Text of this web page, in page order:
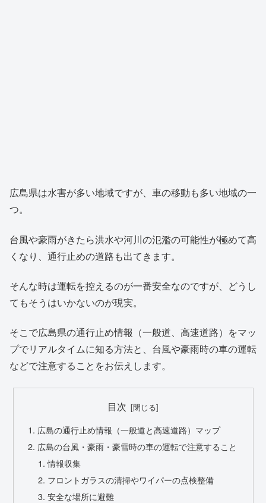
広島県は水害が多い地域ですが、車の移動も多い地域の一
つ。
台風や豪雨がきたら洪水や河川の氾濫の可能性が極めて高
くなり、通行止めの道路も出てきます。
そんな時は運転を控えるのが一番安全なのですが、どうし
てもそうはいかないのが現実。
そこで広島県の通行止め情報（一般道、高速道路）をマッ
プでリアルタイムに知る方法と、台風や豪雨時の車の運転
などで注意することをお伝えします。
目次
広島の通行止め情報（一般道と高速道路）マップ
広島の台風・豪雨・豪雪時の車の運転で注意すること
情報収集
フロントガラスの清掃やワイパーの点検整備
安全な場所に避難